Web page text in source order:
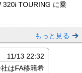
TOURING に乗
もっと見る
11/13 22:32
はFA移籍希